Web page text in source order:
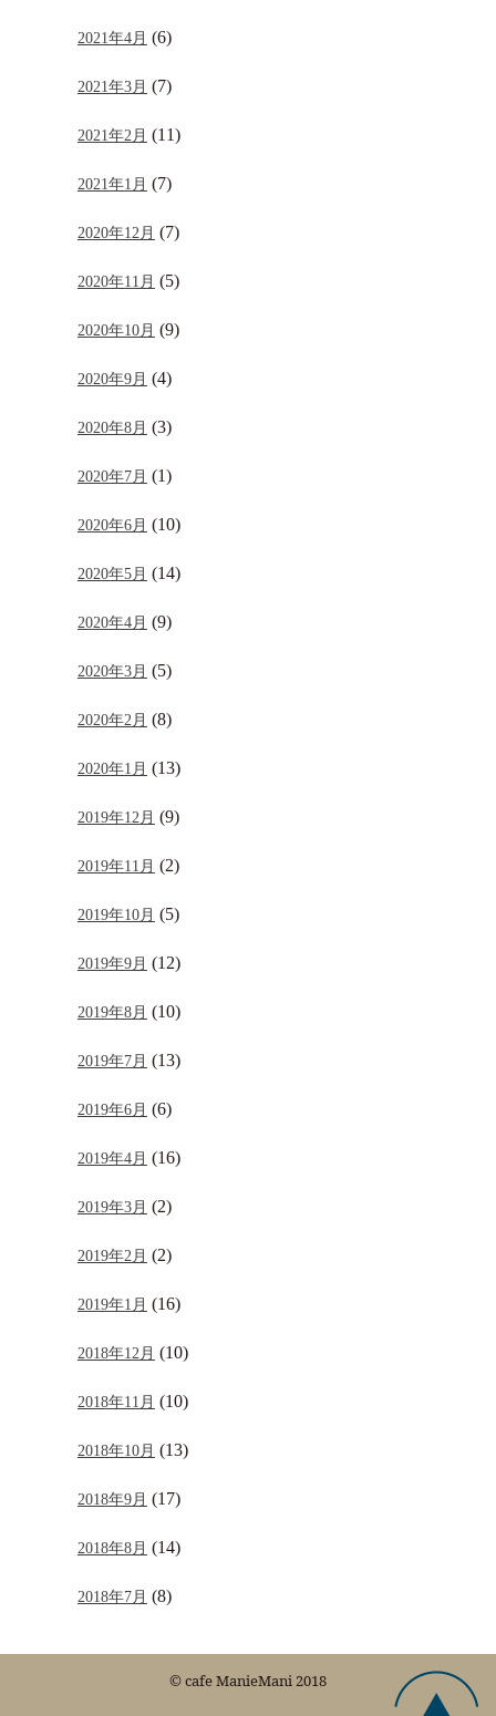
2021年4月 (6)
2021年3月 (7)
2021年2月 (11)
2021年1月 (7)
2020年12月 (7)
2020年11月 (5)
2020年10月 (9)
2020年9月 (4)
2020年8月 (3)
2020年7月 (1)
2020年6月 (10)
2020年5月 (14)
2020年4月 (9)
2020年3月 (5)
2020年2月 (8)
2020年1月 (13)
2019年12月 (9)
2019年11月 (2)
2019年10月 (5)
2019年9月 (12)
2019年8月 (10)
2019年7月 (13)
2019年6月 (6)
2019年4月 (16)
2019年3月 (2)
2019年2月 (2)
2019年1月 (16)
2018年12月 (10)
2018年11月 (10)
2018年10月 (13)
2018年9月 (17)
2018年8月 (14)
2018年7月 (8)
© cafe ManieMani 2018